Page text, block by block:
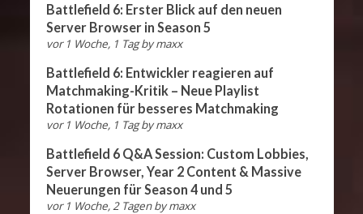
Battlefield 6: Erster Blick auf den neuen
Server Browser in Season 5
vor 1 Woche, 1 Tag bymaxx
Battlefield 6: Entwickler reagieren auf
Matchmaking-Kritik – Neue Playlist
Rotationen für besseres Matchmaking
vor 1 Woche, 1 Tag bymaxx
Battlefield 6 Q&A Session: Custom Lobbies,
Server Browser, Year 2 Content & Massive
Neuerungen für Season 4 und 5
vor 1 Woche, 2 Tagen bymaxx